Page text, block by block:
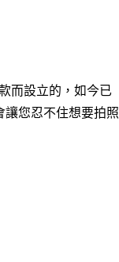
而設立的，如今已
您忍不住想要拍照